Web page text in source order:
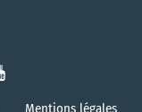
Mentions légales